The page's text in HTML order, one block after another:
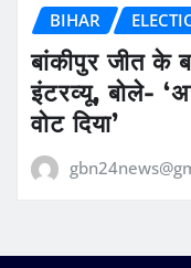
BIHAR
बांकीपुर जीत के
इंटरव्यू, बोले-
वोट दिया’